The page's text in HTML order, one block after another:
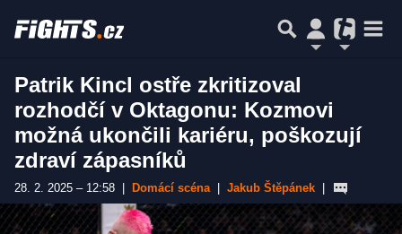
Patrik Kincl ostře zkritizoval
rozhodčí v Oktagonu: Kozmovi
možná ukončili kariéru, poškozují
zdraví zápasníků
28. 2. 2025 – 12:58 Domácí scéna Jakub Štěpánek